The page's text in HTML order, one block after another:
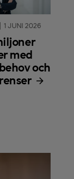
1 JUNI 2026
med
och